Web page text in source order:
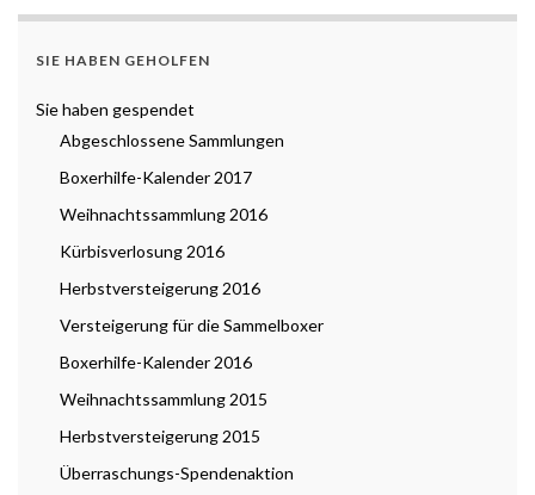
SIE HABEN GEHOLFEN
Sie haben gespendet
Abgeschlossene Sammlungen
Boxerhilfe-Kalender 2017
Weihnachtssammlung 2016
Kürbisverlosung 2016
Herbstversteigerung 2016
Versteigerung für die Sammelboxer
Boxerhilfe-Kalender 2016
Weihnachtssammlung 2015
Herbstversteigerung 2015
Überraschungs-Spendenaktion